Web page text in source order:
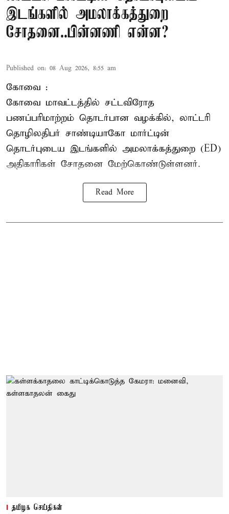
இடங்களில் அமலாக்கத்துறை
சோதனை..பின்னணி என்ன?
Published on: 08 Aug 2026, 8:55 am
கோவை :
கோவை மாவட்டத்தில் சட்டவிரோத
பணப்பரிமாற்றம் தொடர்பான வழக்கில், லாட்டரி
தொழிலதிபர் சாண்டியாகோ மார்ட்டின்
தொடர்புடைய இடங்களில் அமலாக்கத்துறை (ED)
அதிகாரிகள் சோதனை மேற்கொண்டுள்ளனர்.
Read More
தமிழக செய்திகள்